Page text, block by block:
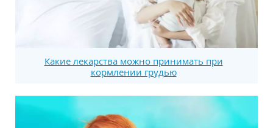
Какие лекарства можно принимать при
кормлении грудью